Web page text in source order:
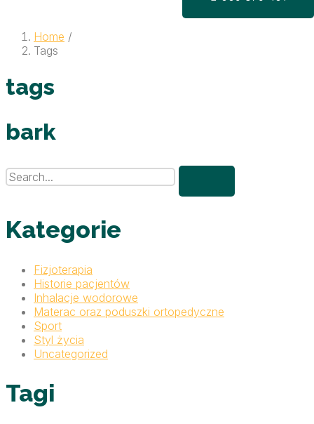
Home /
Tags
tags
bark
Kategorie
Fizjoterapia
Historie pacjentów
Inhalacje wodorowe
Materac oraz poduszki ortopedyczne
Sport
Styl życia
Uncategorized
Tagi